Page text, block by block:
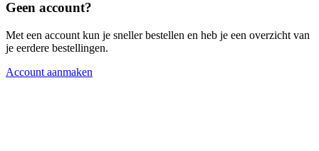
Geen account?
Met een account kun je sneller bestellen en heb je een overzicht van
je eerdere bestellingen.
Account aanmaken